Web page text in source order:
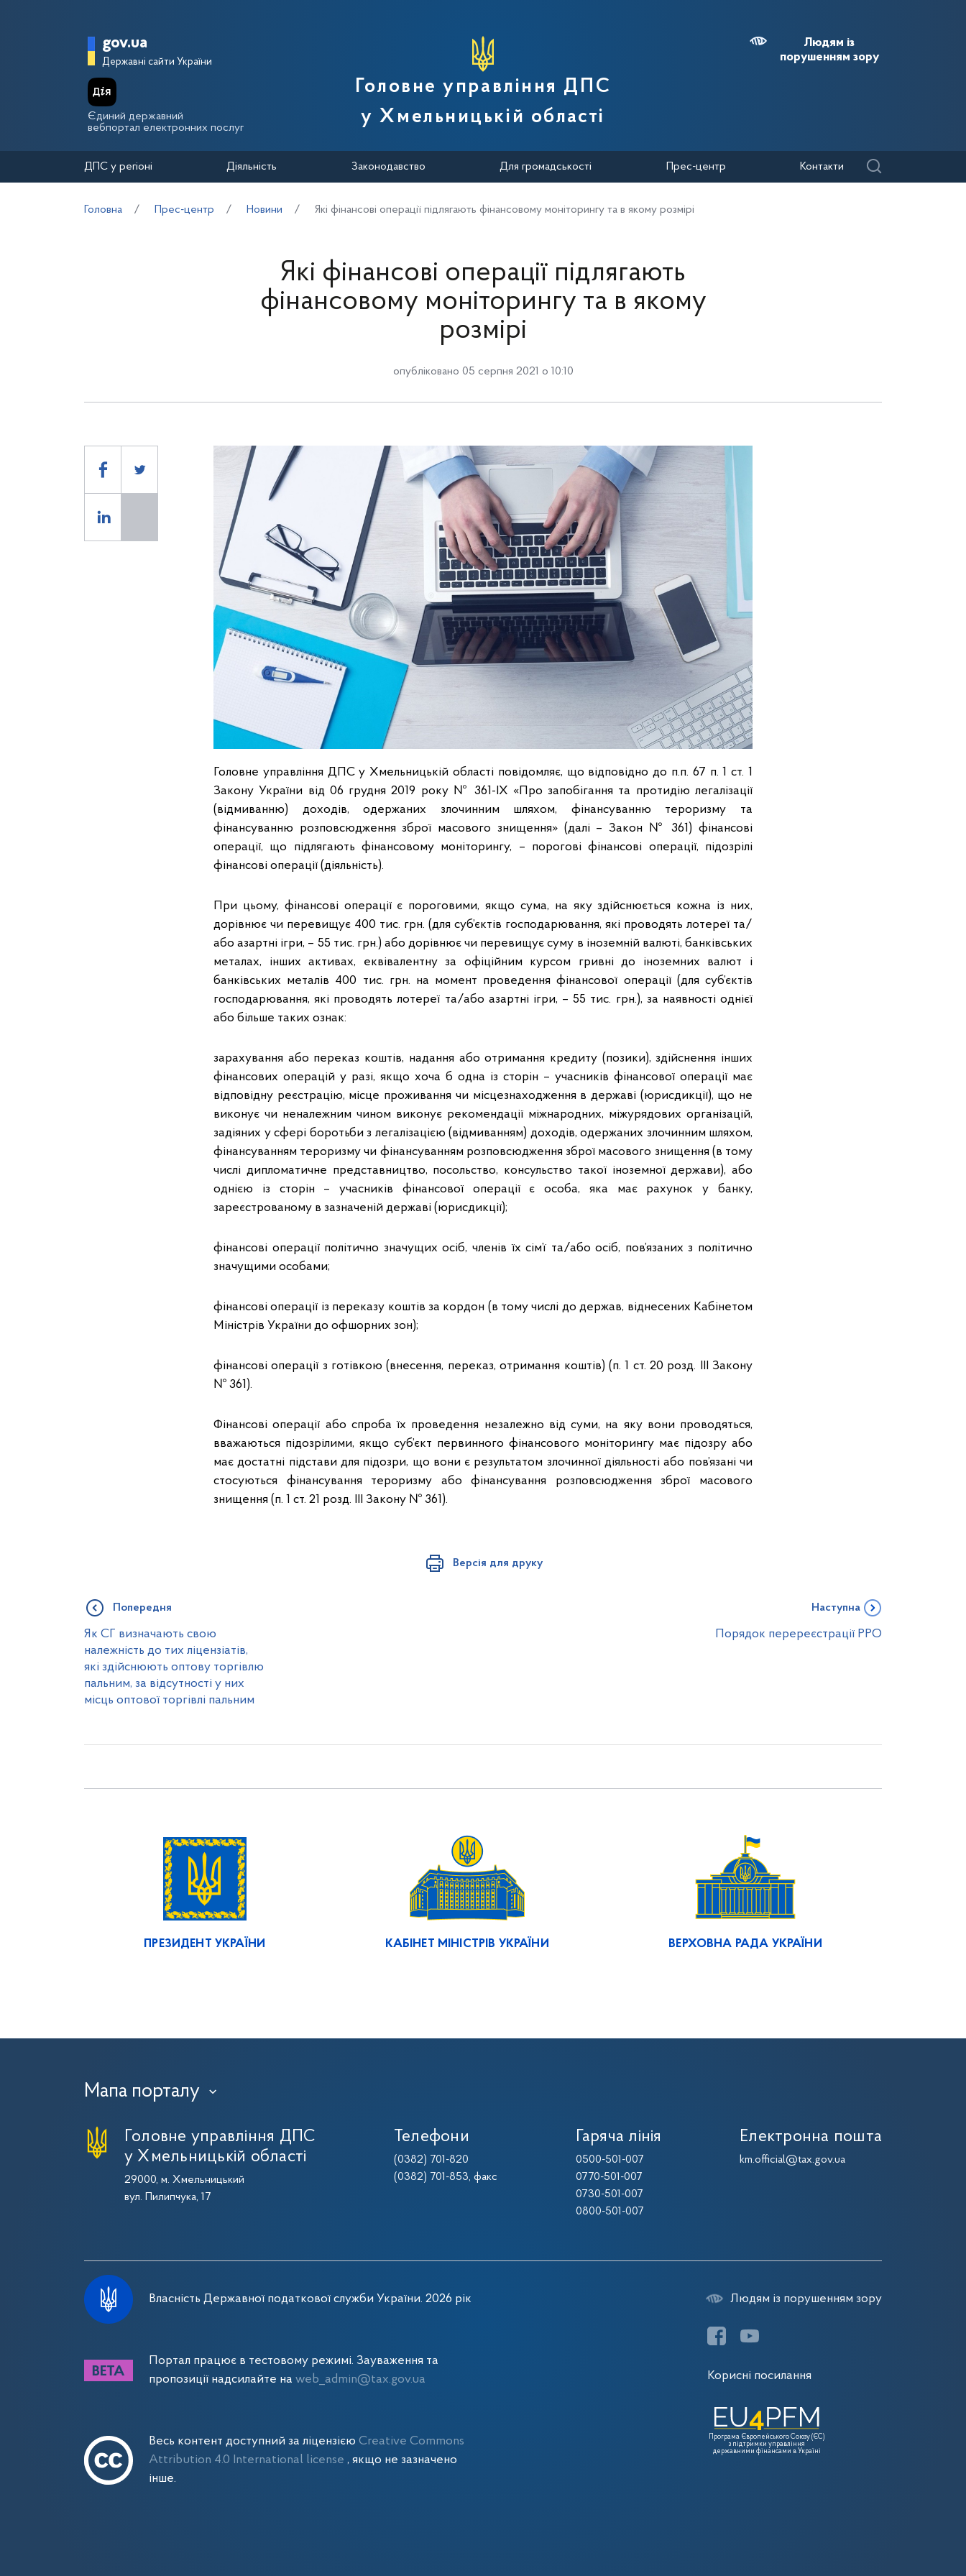
Головна сторінка Державної податкової служби України
gov.ua
Державні сайти України
Єдиний державний
вебпортал електронних послуг
Головне управління ДПС
у Хмельницькій області
Людям із
порушенням зору
ДПС у регіоні Діяльність Законодавство Для громадськості Прес-центр Контакти
Головна Прес-центр Новини Які фінансові операції підлягають фінансовому моніторингу та в якому розмірі
Які фінансові операції підлягають
фінансовому моніторингу та в якому
розмірі
опубліковано 05 серпня 2021 о 10:10
Головне управління ДПС у Хмельницькій області повідомляє, що відповідно до п.п. 67 п. 1 ст. 1
Закону України від 06 грудня 2019 року № 361-IX «Про запобігання та протидію легалізації
(відмиванню) доходів, одержаних злочинним шляхом, фінансуванню тероризму та
фінансуванню розповсюдження зброї масового знищення» (далі – Закон № 361) фінансові
операції, що підлягають фінансовому моніторингу, – порогові фінансові операції, підозрілі
фінансові операції (діяльність).
При цьому, фінансові операції є пороговими, якщо сума, на яку здійснюється кожна із них,
дорівнює чи перевищує 400 тис. грн. (для суб’єктів господарювання, які проводять лотереї та/
або азартні ігри, – 55 тис. грн.) або дорівнює чи перевищує суму в іноземній валюті, банківських
металах, інших активах, еквівалентну за офіційним курсом гривні до іноземних валют і
банківських металів 400 тис. грн. на момент проведення фінансової операції (для суб’єктів
господарювання, які проводять лотереї та/або азартні ігри, – 55 тис. грн.), за наявності однієї
або більше таких ознак:
зарахування або переказ коштів, надання або отримання кредиту (позики), здійснення інших
фінансових операцій у разі, якщо хоча б одна із сторін – учасників фінансової операції має
відповідну реєстрацію, місце проживання чи місцезнаходження в державі (юрисдикції), що не
виконує чи неналежним чином виконує рекомендації міжнародних, міжурядових організацій,
задіяних у сфері боротьби з легалізацією (відмиванням) доходів, одержаних злочинним шляхом,
фінансуванням тероризму чи фінансуванням розповсюдження зброї масового знищення (в тому
числі дипломатичне представництво, посольство, консульство такої іноземної держави), або
однією із сторін – учасників фінансової операції є особа, яка має рахунок у банку,
зареєстрованому в зазначеній державі (юрисдикції);
фінансові операції політично значущих осіб, членів їх сім’ї та/або осіб, пов’язаних з політично
значущими особами;
фінансові операції із переказу коштів за кордон (в тому числі до держав, віднесених Кабінетом
Міністрів України до офшорних зон);
фінансові операції з готівкою (внесення, переказ, отримання коштів) (п. 1 ст. 20 розд. ІІІ Закону
№ 361).
Фінансові операції або спроба їх проведення незалежно від суми, на яку вони проводяться,
вважаються підозрілими, якщо суб’єкт первинного фінансового моніторингу має підозру або
має достатні підстави для підозри, що вони є результатом злочинної діяльності або пов’язані чи
стосуються фінансування тероризму або фінансування розповсюдження зброї масового
знищення (п. 1 ст. 21 розд. ІІІ Закону № 361).
Версія для друку
Попередня
Як СГ визначають свою
належність до тих ліцензіатів,
які здійснюють оптову торгівлю
пальним, за відсутності у них
місць оптової торгівлі пальним
Наступна
Порядок перереєстрації РРО
ПРЕЗИДЕНТ УКРАЇНИ КАБІНЕТ МІНІСТРІВ УКРАЇНИ ВЕРХОВНА РАДА УКРАЇНИ
Мапа порталу ›
Головне управління ДПС
у Хмельницькій області
29000, м. Хмельницький
вул. Пилипчука, 17
Телефони
(0382) 701-820
(0382) 701-853, факс
Гаряча лінія
0500-501-007
0770-501-007
0730-501-007
0800-501-007
Електронна пошта
km.official@tax.gov.ua
Власність Державної податкової служби України. 2026 рік
Портал працює в тестовому режимі. Зауваження та
пропозиції надсилайте на web_admin@tax.gov.ua
Весь контент доступний за ліцензією Creative Commons
Attribution 4.0 International license , якщо не зазначено
інше.
Людям із порушенням зору
Корисні посилання
Програма Європейського Союзу (ЄС)
з підтримки управління
державними фінансами в Україні